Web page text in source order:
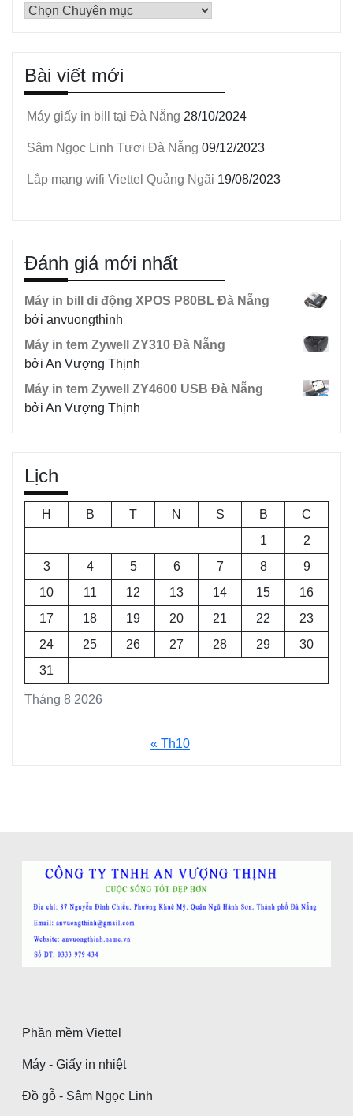
chọn
sản
phẩm
Bài viết mới
Máy giấy in bill tại Đà Nẵng 28/10/2024
Sâm Ngọc Linh Tươi Đà Nẵng 09/12/2023
Lắp mạng wifi Viettel Quảng Ngãi 19/08/2023
Đánh giá mới nhất
Máy in bill di động XPOS P80BL Đà Nẵng
bởi anvuongthinh
Máy in tem Zywell ZY310 Đà Nẵng
bởi An Vượng Thịnh
Máy in tem Zywell ZY4600 USB Đà Nẵng
bởi An Vượng Thịnh
Lịch
Tháng 8 2026
H B T N S B
C
1
2
3
4 5 6 7 8
9
10
11 12 13 14 15
16
17
18 19 20 21 22
23
24
25 26 27 28 29
30
31
« Th10
Phần mềm Viettel
Máy - Giấy in nhiệt
Đồ gỗ - Sâm Ngọc Linh